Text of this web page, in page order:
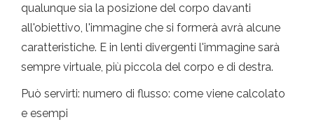
qualunque sia la posizione del corpo davanti
all'obiettivo, l'immagine che si formerà avrà alcune
caratteristiche. E in lenti divergenti l'immagine sarà
sempre virtuale, più piccola del corpo e di destra.
Può servirti: numero di flusso: come viene calcolato
e esempi